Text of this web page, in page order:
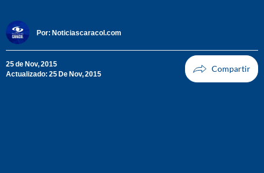
Por: Noticiascaracol.com
25 de Nov, 2015
Actualizado: 25 De Nov, 2015